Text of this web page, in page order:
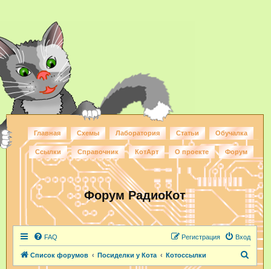
Главная Схемы Лаборатория Статьи Обучалка
Ссылки Справочник КотАрт О проекте Форум
Форум РадиоКот
FAQ Вход
Регистрация
Список форумов Посиделки у Кота Котоссылки